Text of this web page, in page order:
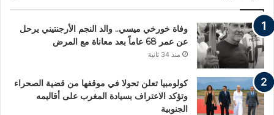
وفاة خورخي ميسي.. والد النجم الأرجنتيني يرحل
عن عمر 68 عاماً بعد معاناة مع المرض
منذ 34 ثانية
كولومبيا تعلن تحولا في موقفها من قضية الصحراء
وتؤكد الاعتراف بسيادة المغرب على أقاليمه
الجنوبية